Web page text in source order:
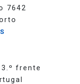
7642
frente